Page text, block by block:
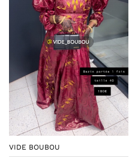
VIDE BOUBOU